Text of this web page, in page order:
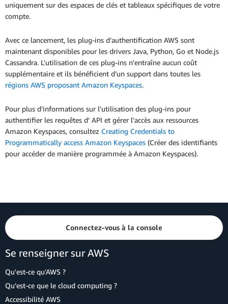
uniquement sur des espaces de clés et tableaux spécifiques de votre
compte.
Avec ce lancement, les plug-ins d’authentification AWS sont
maintenant disponibles pour les drivers Java, Python, Go et Node.js
Cassandra. L'utilisation de ces plug-ins n'entraîne aucun coût
supplémentaire et ils bénéficient d’un support dans toutes les
régions AWS proposant Amazon Keyspaces.
Pour plus d'informations sur l'utilisation des plug-ins pour
authentifier les requêtes d’ API et gérer l'accès aux ressources
Amazon Keyspaces, consultez Creating Credentials to
Programmatically access Amazon Keyspaces (Créer des identifiants
pour accéder de manière programmée à Amazon Keyspaces).
Connectez-vous à la console
Se renseigner sur AWS
Qu'est-ce qu'AWS ?
Qu’est-ce que le cloud computing ?
Accessibilité AWS